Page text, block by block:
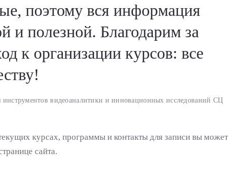
поэтому вся информация
и полезной. Благодарим за
к организации курсов: все
инструментов видеоаналитики и инновационных исследований СЦ
курсах, программы и контакты для записи вы
сайта.